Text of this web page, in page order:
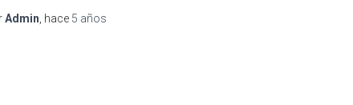
Admin , hace 5 años